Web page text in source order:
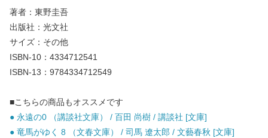
著者：東野圭吾
出版社：光文社
サイズ：その他
ISBN-10：4334712541
ISBN-13：9784334712549
■こちらの商品もオススメです
● 永遠の0 （講談社文庫） / 百田 尚樹 / 講談社 [文庫]
● 竜馬がゆく 8 （文春文庫） / 司馬 遼太郎 / 文藝春秋 [文庫]